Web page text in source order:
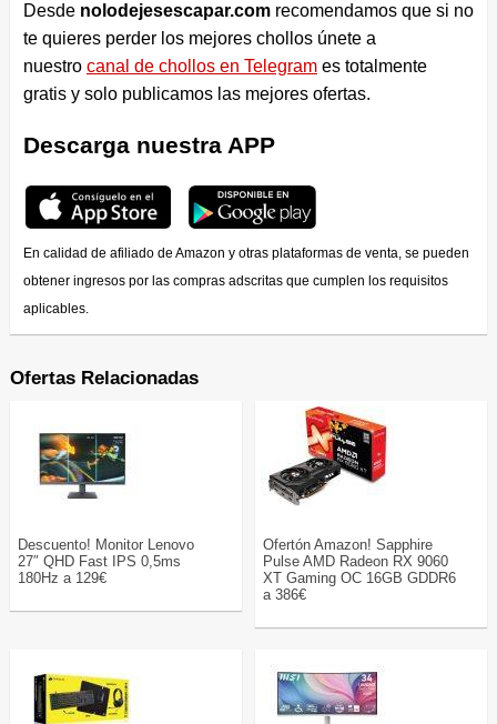
Desde nolodejesescapar.comrecomendamos que si no
te quieres perder los mejores chollos únete a
nuestro canal de chollos en Telegrames totalmente
gratis y solo publicamos las mejores ofertas.
Descarga nuestra APP
En calidad de afiliado de Amazon y otras plataformas de venta, se pueden
obtener ingresos por las compras adscritas que cumplen los requisitos
aplicables.
Ofertas Relacionadas
Descuento! Monitor Lenovo
27″ QHD Fast IPS 0,5ms
180Hz a 129€
Ofertón Amazon! Sapphire
Pulse AMD Radeon RX 9060
XT Gaming OC 16GB GDDR6
a 386€